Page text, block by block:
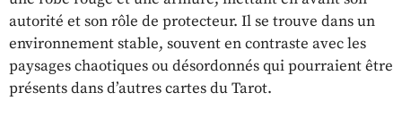
autorité et son rôle de protecteur. Il se trouve dans un
environnement stable, souvent en contraste avec les
paysages chaotiques ou désordonnés qui pourraient être
présents dans d’autres cartes du Tarot.